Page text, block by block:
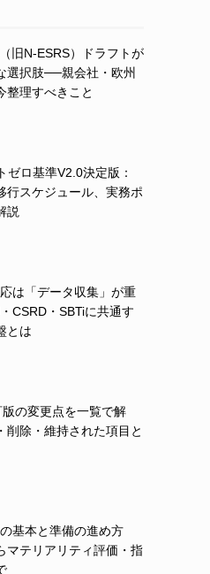
旧N-ESRS）ドラフトが
選択肢──親会社・欧州
整理すべきこと
ゼロ基準V2.0決定版：
行スケジュール、実務ポ
説
は「データ収集」が重
CSRD・SBTiに共通す
とは
版の変更点を一覧で解
除・維持された項目と
基本と準備の進め方
マテリアリティ評価・指